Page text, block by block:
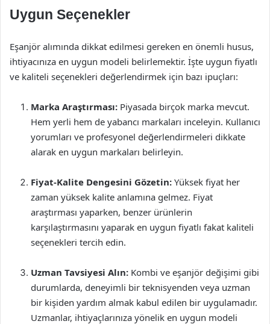
Uygun Seçenekler
Eşanjör alımında dikkat edilmesi gereken en önemli husus,
ihtiyacınıza en uygun modeli belirlemektir. İşte uygun fiyatlı
ve kaliteli seçenekleri değerlendirmek için bazı ipuçları:
Marka Araştırması: Piyasada birçok marka mevcut.
Hem yerli hem de yabancı markaları inceleyin. Kullanıcı
yorumları ve profesyonel değerlendirmeleri dikkate
alarak en uygun markaları belirleyin.
Fiyat-Kalite Dengesini Gözetin: Yüksek fiyat her
zaman yüksek kalite anlamına gelmez. Fiyat
araştırması yaparken, benzer ürünlerin
karşılaştırmasını yaparak en uygun fiyatlı fakat kaliteli
seçenekleri tercih edin.
Uzman Tavsiyesi Alın: Kombi ve eşanjör değişimi gibi
durumlarda, deneyimli bir teknisyenden veya uzman
bir kişiden yardım almak kabul edilen bir uygulamadır.
Uzmanlar, ihtiyaçlarınıza yönelik en uygun modeli